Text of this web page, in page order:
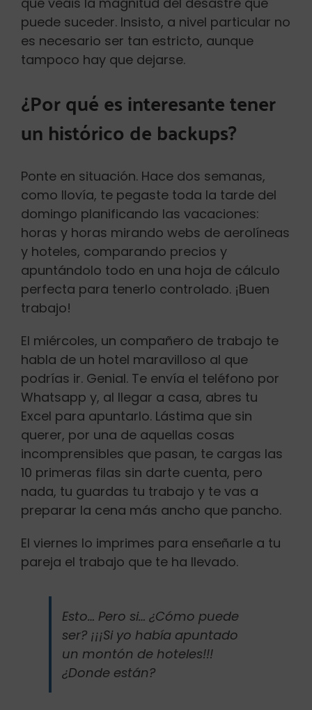
puede suceder. Insisto, a nivel particular no
es necesario ser tan estricto, aunque
tampoco hay que dejarse.
¿Por qué es interesante tener
un histórico de backups?
Ponte en situación. Hace dos semanas,
como llovía, te pegaste toda la tarde del
domingo planificando las vacaciones:
horas y horas mirando webs de aerolíneas
y hoteles, comparando precios y
apuntándolo todo en una hoja de cálculo
perfecta para tenerlo controlado. ¡Buen
trabajo!
El miércoles, un compañero de trabajo te
habla de un hotel maravilloso al que
podrías ir. Genial. Te envía el teléfono por
Whatsapp y, al llegar a casa, abres tu
Excel para apuntarlo. Lástima que sin
querer, por una de aquellas cosas
incomprensibles que pasan, te cargas las
10 primeras filas sin darte cuenta, pero
nada, tu guardas tu trabajo y te vas a
preparar la cena más ancho que pancho.
El viernes lo imprimes para enseñarle a tu
pareja el trabajo que te ha llevado.
Esto… Pero si… ¿Cómo puede
ser? ¡¡¡Si yo había apuntado
un montón de hoteles!!!
¿Donde están?